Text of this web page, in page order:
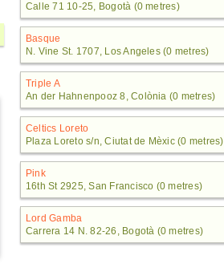
Calle 71 10-25, Bogotà (0 metres)
Basque
N. Vine St. 1707, Los Angeles (0 metres)
Triple A
An der Hahnenpooz 8, Colònia (0 metres)
Celtics Loreto
Plaza Loreto s/n, Ciutat de Mèxic (0 metres)
Pink
16th St 2925, San Francisco (0 metres)
Lord Gamba
Carrera 14 N. 82-26, Bogotà (0 metres)